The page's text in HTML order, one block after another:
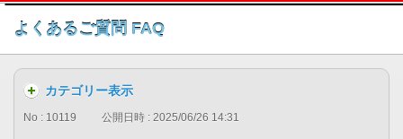
このページの本文へ
よくあるご質問 FAQ
カテゴリー表示
No : 10119 公開日時 : 2025/06/26 14:31